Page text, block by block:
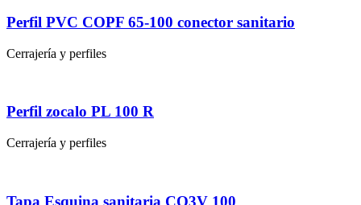
Perfil PVC COPF 65-100 conector sanitario
Cerrajería y perfiles
Perfil zocalo PL 100 R
Cerrajería y perfiles
Tapa Esquina sanitaria CO3V 100